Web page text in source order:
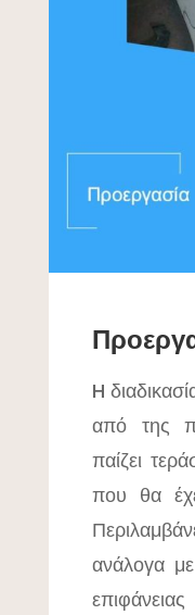
H
από της
παίζει
που θα
ανάλογα